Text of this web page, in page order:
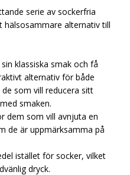
serie av sockerfria
alternativ till
klassiska smak och få
alternativ för både
som vill reducera sitt
smaken.
dem som vill avnjuta en
de är uppmärksamma på
istället för socker, vilket
dryck.